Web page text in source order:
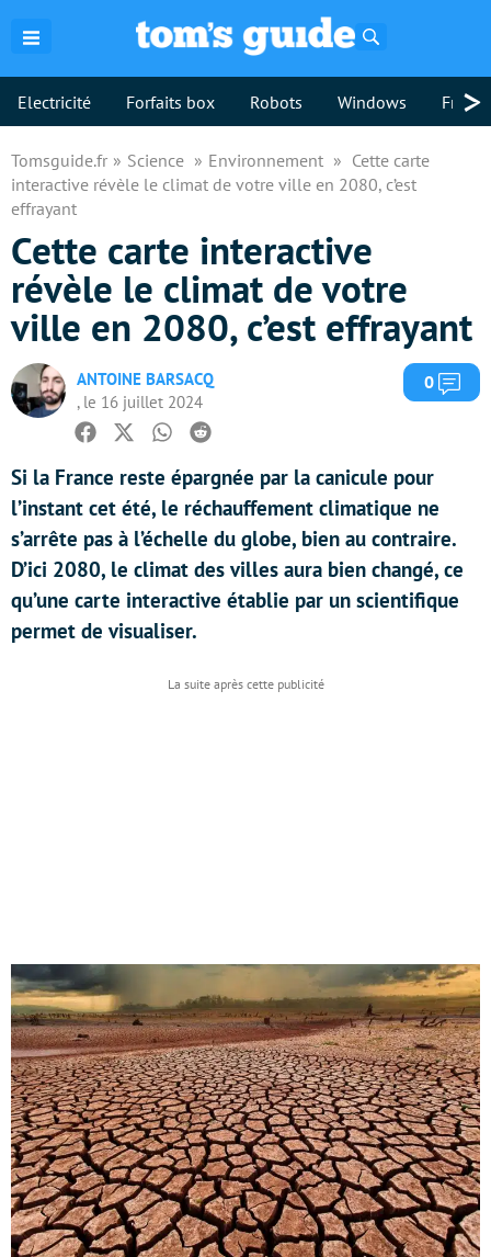
Electricité Forfaits box Robots Windows >
Tomsguide.fr Science Environnement
Cette carte
interactive révèle le climat de votre ville en 2080, c’est
effrayant
Cette carte interactive
révèle le climat de votre
ville en 2080, c’est effrayant
ANTOINE BARSACQ
, le 16 juillet 2024
0
Facebook
TwitterWhatsapp
Reddit
Si la France reste épargnée par la canicule pour
l’instant cet été, le réchauffement climatique ne
s’arrête pas à l’échelle du globe, bien au contraire.
D’ici 2080, le climat des villes aura bien changé, ce
qu’une carte interactive établie par un scientifique
permet de visualiser.